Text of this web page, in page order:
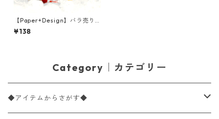
【Paper+Design】バラ売り2
枚 ランチサイズ ペーパーナプ
キン Kitten Christmas グレ
¥138
Category｜カテゴリー
◆アイテムからさがす◆